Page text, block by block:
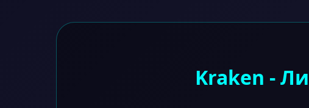
Kraken -